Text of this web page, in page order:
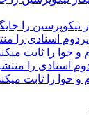
نیکوپرسین را
اسنادی را
و حوا را ثابت